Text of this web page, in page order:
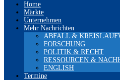
Home
Märkte
Unternehmen
Mehr Nachrichten
ABFALL &
FORSCHUNG
POLITIK & RECHT
RESSOURCEN &
ENGLISH
Termine